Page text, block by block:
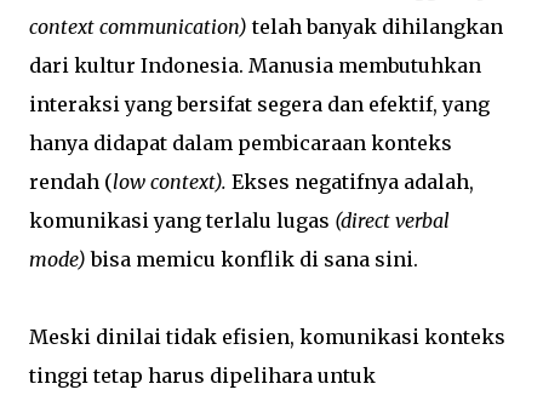
context communication)telah banyak dihilangkan
dari kultur Indonesia. Manusia membutuhkan
interaksi yang bersifat segera dan efektif, yang
hanya didapat dalam pembicaraan konteks
rendah (low context). Ekses negatifnya adalah,
komunikasi yang terlalu lugas (direct verbal
mode) bisa memicu konflik di sana sini.
Meski dinilai tidak efisien, komunikasi konteks
tinggi tetap harus dipelihara untuk